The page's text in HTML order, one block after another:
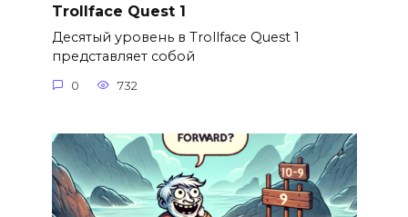
Trollface Quest 1
Десятый уровень в Trollface Quest 1
представляет собой
0 732